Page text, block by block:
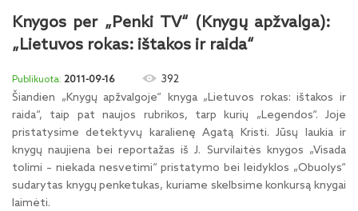
Knygos per „Penki TV“ (Knygų apžvalga):
„Lietuvos rokas: ištakos ir raida“
2011-09-16 392
Šiandien „Knygų apžvalgoje“ knyga „Lietuvos rokas: ištakos ir
raida“, taip pat naujos rubrikos, tarp kurių „Legendos“. Joje
pristatysime detektyvų karalienę Agatą Kristi. Jūsų laukia ir
knygų naujiena bei reportažas iš J. Survilaitės knygos „Visada
tolimi – niekada nesvetimi“ pristatymo bei leidyklos „Obuolys“
sudarytas knygų penketukas, kuriame skelbsime konkursą knygai
laimėti.